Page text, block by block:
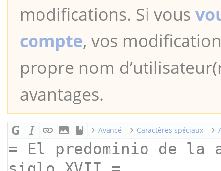
modifications. Si vous
compte, vos
propre nom
avantages.
Avancé Caractères spéciaux